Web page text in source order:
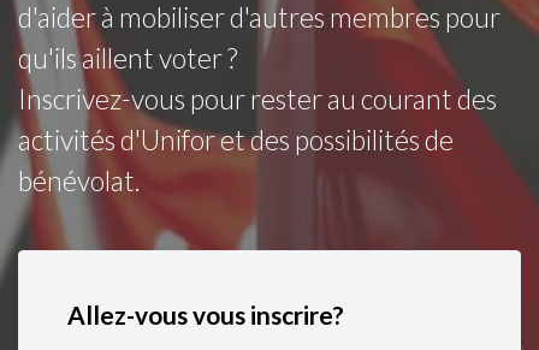
d'aider à mobiliser d'autres membres pour
qu'ils aillent voter ?
Inscrivez-vous pour rester au courant des
activités d'Unifor et des possibilités de
bénévolat.
Allez-vous vous inscrire?